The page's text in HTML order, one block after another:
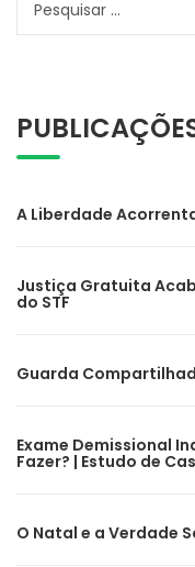
A Liberdade
Justiça Gratuita
do STF
Guarda
Exame Demissional
Fazer? | Estudo de
O Natal e a Verdade